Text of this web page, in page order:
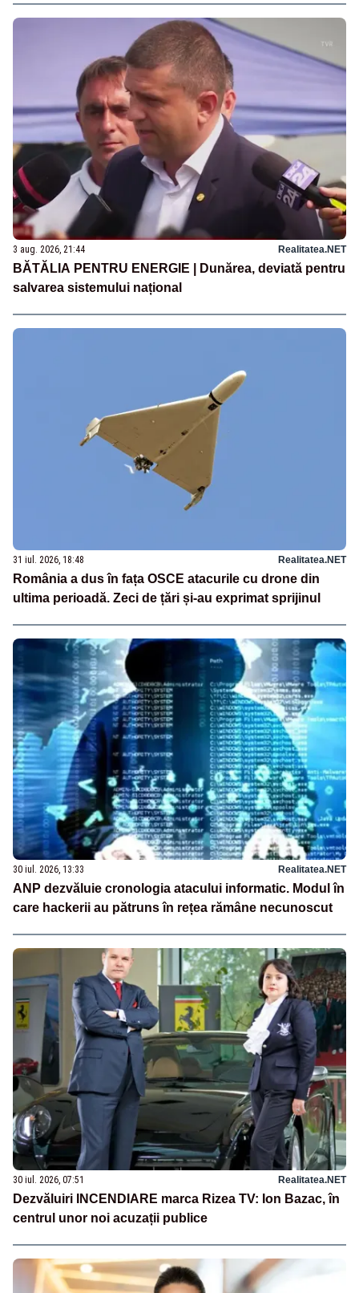
3 aug. 2026, 21:44 Realitatea.NET
BĂTĂLIA PENTRU ENERGIE | Dunărea, deviată pentru
salvarea sistemului național
31 iul. 2026, 18:48 Realitatea.NET
România a dus în fața OSCE atacurile cu drone din
ultima perioadă. Zeci de țări și-au exprimat sprijinul
30 iul. 2026, 13:33 Realitatea.NET
ANP dezvăluie cronologia atacului informatic. Modul în
care hackerii au pătruns în rețea rămâne necunoscut
30 iul. 2026, 07:51 Realitatea.NET
Dezvăluiri INCENDIARE marca Rizea TV: Ion Bazac, în
centrul unor noi acuzații publice